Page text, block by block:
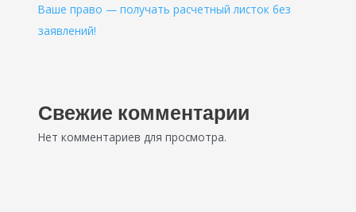
Ваше право — получать расчетный листок без
заявлений!
Свежие комментарии
Нет комментариев для просмотра.